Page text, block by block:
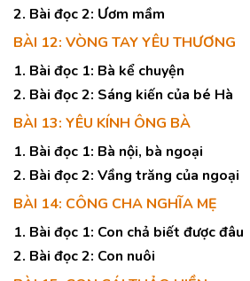
2. Bài đọc 2: Ươm mầm
BÀI 12: VÒNG TAY YÊU THƯƠNG
1. Bài đọc 1: Bà kể chuyện
2. Bài đọc 2: Sáng kiến của bé Hà
BÀI 13: YÊU KÍNH ÔNG BÀ
1. Bài đọc 1: Bà nội, bà ngoại
2. Bài đọc 2: Vầng trăng của ngoại
BÀI 14: CÔNG CHA NGHĨA MẸ
1. Bài đọc 1: Con chả biết được đâu
2. Bài đọc 2: Con nuôi